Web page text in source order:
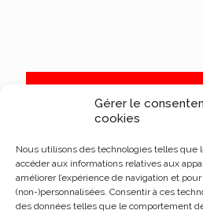
Gérer le
cookies
Nous utilisons des technologies telles que
accéder aux informations relatives aux
améliorer l’expérience de navigation et
(non-)personnalisées. Consentir à ces
des données telles que le comportement